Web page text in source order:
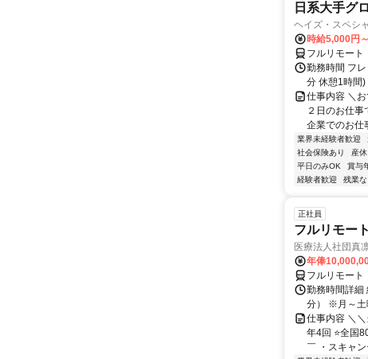
日系大手グ
ヘイズ・スペシ
時給5,000円
フルリモート
勤務時間 フ
分 休憩1時間
仕事内容 ＼
２日のお仕
企業でのお仕
業界未経験者歓迎
社会保険あり
産
平日のみOK
賞与
経験者歓迎
残業な
正社員
フルリモー
医療法人社団真
年俸
フルリモート
勤務時間詳細
分） ※月～土
仕事内容 ＼＼
年4回 ⭐全国
￣ ・スキャ